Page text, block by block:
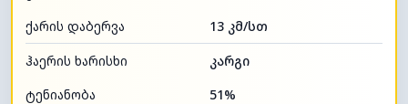
ქარის დაბერვა
13 კმ/სთ
ჰაერის ხარისხი
კარგი
ტენიანობა
51%